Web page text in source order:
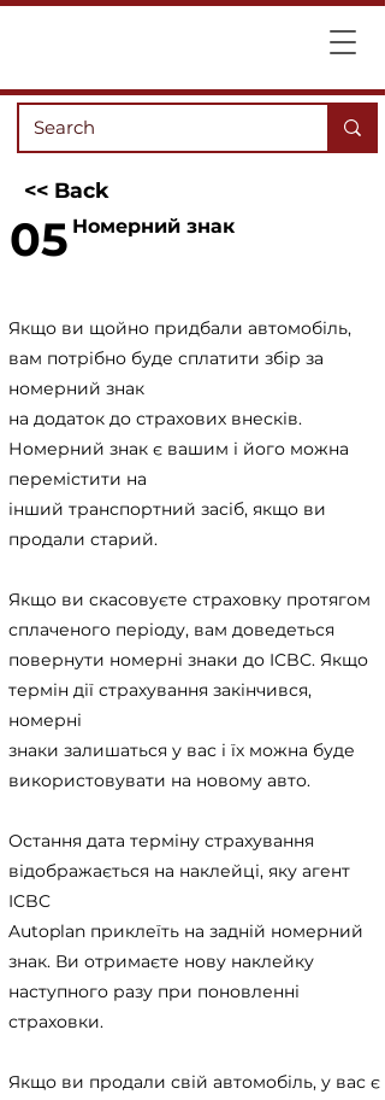
<< Back
05 Номерний знак
Якщо ви щойно придбали автомобіль,
вам потрібно буде сплатити збір за
номерний знак
на додаток до страхових внесків.
Номерний знак є вашим і його можна
перемістити на
інший транспортний засіб, якщо ви
продали старий.
Якщо ви скасовуєте страховку протягом
сплаченого періоду, вам доведеться
повернути номерні знаки до ICBC. Якщо
термін дії страхування закінчився,
номерні
знаки залишаться у вас і їх можна буде
використовувати на новому авто.
Остання дата терміну страхування
відображається на наклейці, яку агент
ICBC
Autoplan приклеїть на задній номерний
знак. Ви отримаєте нову наклейку
наступного разу при поновленні
страховки.
Якщо ви продали свій автомобіль, у вас є